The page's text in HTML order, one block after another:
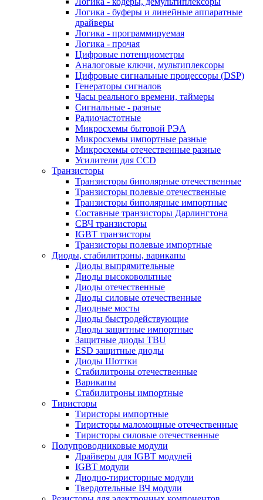
Логика - буферы и линейные аппаратные
драйверы
Логика - программируемая
Логика - прочая
Цифровые потенциометры
Аналоговые ключи, мультиплексоры
Цифровые сигнальные процессоры (DSP)
Генераторы сигналов
Часы реального времени, таймеры
Сигнальные - разные
Радиочастотные
Микросхемы бытовой РЭА
Микросхемы импортные разные
Микросхемы отечественные разные
Усилители для CCD
Транзисторы
Транзисторы биполярные отечественные
Транзисторы полевые отечественные
Транзисторы биполярные импортные
Составные транзисторы Дарлингтона
СВЧ транзисторы
IGBT транзисторы
Транзисторы полевые импортные
Диоды, стабилитроны, варикапы
Диоды выпрямительные
Диоды высоковольтные
Диоды отечественные
Диоды силовые отечественные
Диодные мосты
Диоды быстродействующие
Диоды защитные импортные
Защитные диоды TBU
ESD защитные диоды
Диоды Шоттки
Стабилитроны отечественные
Варикапы
Стабилитроны импортные
Тиристоры
Тиристоры импортные
Тиристоры маломощные отечественные
Тиристоры силовые отечественные
Полупроводниковые модули
Драйверы для IGBT модулей
IGBT модули
Диодно-тиристорные модули
Твердотельные ВЧ модули